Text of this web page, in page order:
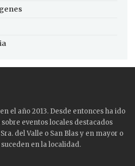
el año 2013. Desde entonces ha ido
eventos locales destacados
del Valle o San Blas y en mayor o
en la localidad.